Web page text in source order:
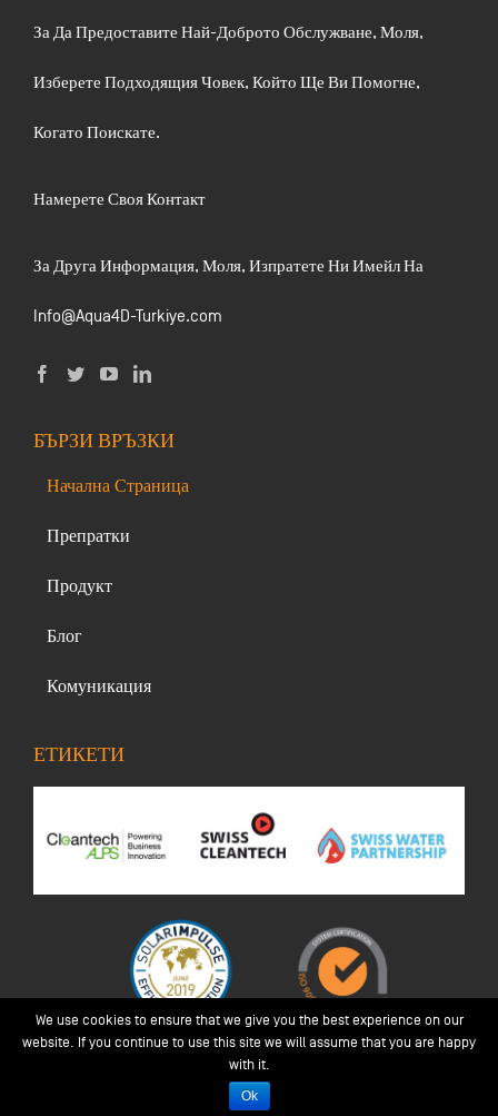
За Да Предоставите Най-Доброто Обслужване, Моля,
Изберете Подходящия Човек, Който Ще Ви Помогне,
Когато Поискате.
Намерете Своя Контакт
За Друга Информация, Моля, Изпратете Ни Имейл На
Info@Aqua4D-Turkiye.com
БЪРЗИ ВРЪЗКИ
Начална Страница
Препратки
Продукт
Блог
Комуникация
ЕТИКЕТИ
© 2026 Aqua-4D
We use cookies to ensure that we give you the best experience on our
website. If you continue to use this site we will assume that you are happy
with it.
Ok